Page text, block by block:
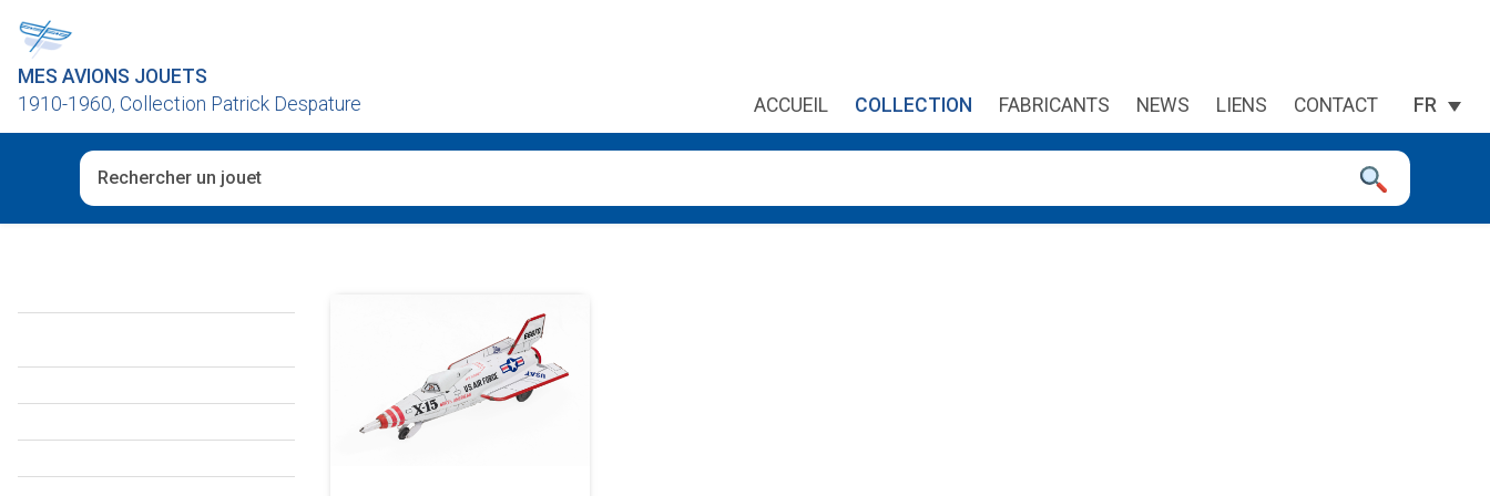
MES AVIONS JOUETS
1910-1960, Collection Patrick Despature
ACCUEIL COLLECTION FABRICANTS NEWS LIENS CONTACT FR